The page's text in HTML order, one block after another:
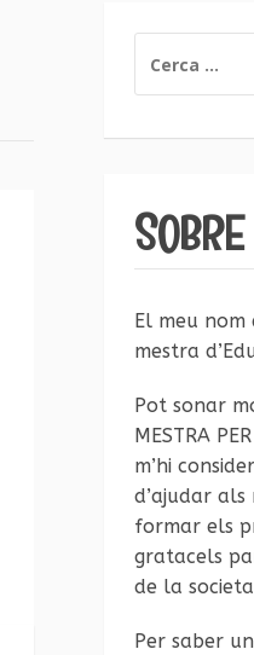
El meu nom
mestra
Pot sonar
MESTRA
m’hi
d’ajudar
formar els
gratacels
de la
Per saber